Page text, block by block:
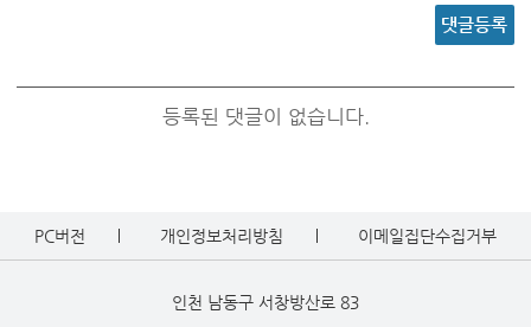
댓글등록
등록된 댓글이 없습니다.
PC버전 개인정보처리방침 이메일집단수집거부
인천 남동구 서창방산로 83